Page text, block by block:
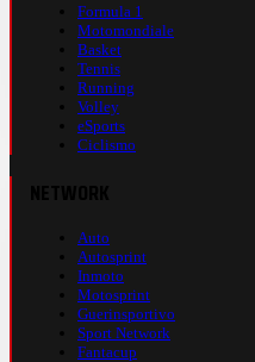
Formula 1
Motomondiale
Basket
Tennis
Running
Volley
eSports
Ciclismo
Auto
Autosprint
Inmoto
Motosprint
Guerinsportivo
Sport Network
Fantacup